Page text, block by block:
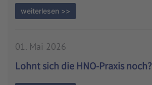
weiterlesen >>
01. Mai 2026
Lohnt sich die HNO-Praxis noch?